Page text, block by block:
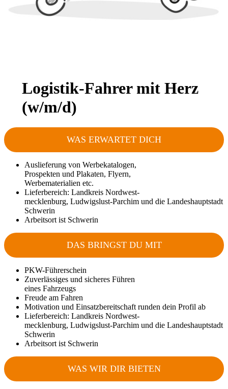
Logistik-Fahrer mit Herz
(w/m/d)
WAS ERWARTET DICH
Auslieferung von Werbekatalogen,
Prospekten und Plakaten, Flyern,
Werbematerialien etc.
Lieferbereich: Landkreis Nordwest-
mecklenburg, Ludwigslust-Parchim und die Landeshauptstadt
Schwerin
Arbeitsort ist Schwerin
DAS BRINGST DU MIT
PKW-Führerschein
Zuverlässiges und sicheres Führen
eines Fahrzeugs
Freude am Fahren
Motivation und Einsatzbereitschaft runden dein Profil ab
Lieferbereich: Landkreis Nordwest-
mecklenburg, Ludwigslust-Parchim und die Landeshauptstadt
Schwerin
Arbeitsort ist Schwerin
WAS WIR DIR BIETEN